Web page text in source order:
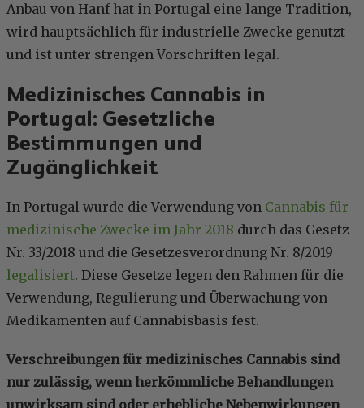
Anbau von Hanf hat in Portugal eine lange Tradition,
wird hauptsächlich für industrielle Zwecke genutzt
und ist unter strengen Vorschriften legal.
Medizinisches Cannabis in
Portugal: Gesetzliche
Bestimmungen und
Zugänglichkeit
In Portugal wurde die Verwendung von Cannabis für
medizinische Zwecke im Jahr 2018 durch das Gesetz
Nr. 33/2018 und die Gesetzesverordnung Nr. 8/2019
legalisiert. Diese Gesetze legen den Rahmen für die
Verwendung, Regulierung und Überwachung von
Medikamenten auf Cannabisbasis fest.
Verschreibungen für medizinisches Cannabis sind
nur zulässig, wenn herkömmliche Behandlungen